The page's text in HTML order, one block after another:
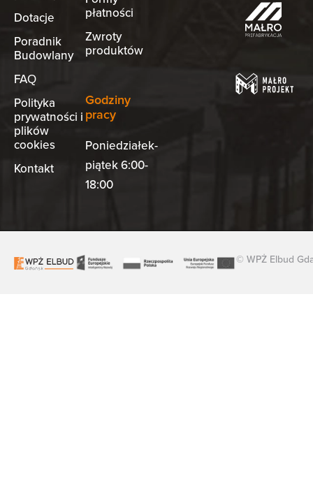
Dotacje
Poradnik
Budowlany
FAQ
Polityka
prywatności i
plików
cookies
Kontakt
płatności
Zwroty
produktów
Godziny
pracy
Poniedziałek-
piątek 6:00-
18:00
© WPŻ Elbud